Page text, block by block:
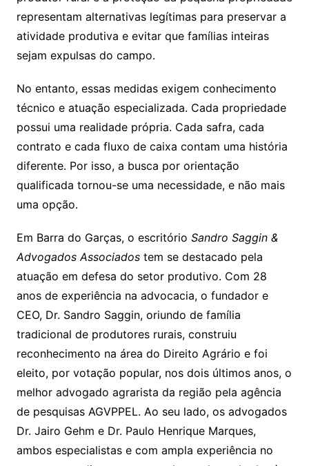
representam alternativas legítimas para preservar a
atividade produtiva e evitar que famílias inteiras
sejam expulsas do campo.
No entanto, essas medidas exigem conhecimento
técnico e atuação especializada. Cada propriedade
possui uma realidade própria. Cada safra, cada
contrato e cada fluxo de caixa contam uma história
diferente. Por isso, a busca por orientação
qualificada tornou-se uma necessidade, e não mais
uma opção.
Em Barra do Garças, o escritório Sandro Saggin &
Advogados Associados tem se destacado pela
atuação em defesa do setor produtivo. Com 28
anos de experiência na advocacia, o fundador e
CEO, Dr. Sandro Saggin, oriundo de família
tradicional de produtores rurais, construiu
reconhecimento na área do Direito Agrário e foi
eleito, por votação popular, nos dois últimos anos, o
melhor advogado agrarista da região pela agência
de pesquisas AGVPPEL. Ao seu lado, os advogados
Dr. Jairo Gehm e Dr. Paulo Henrique Marques,
ambos especialistas e com ampla experiência no